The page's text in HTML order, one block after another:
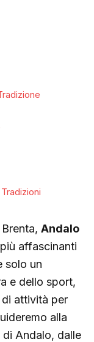
Andalo
affascinanti
solo un
e dello sport,
attività per
alla
Andalo, dalle